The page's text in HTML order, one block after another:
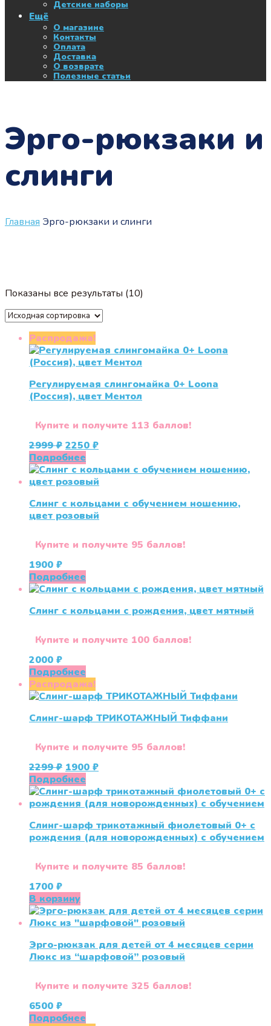
Детские наборы
Ещё
О магазине
Контакты
Оплата
Доставка
О возврате
Полезные статьи
Эрго-рюкзаки и
слинги
Главная Эрго-рюкзаки и слинги
Показаны все результаты (10)
Распродажа!
Регулируемая слингомайка 0+ Loona
(Россия), цвет Ментол
Купите и получите 113 баллов!
2999₽ Первоначальная
цена
составляла
2999 ₽.
2250 ₽Текущая
2250 ₽.
Подробнее
Слинг с кольцами с обучением ношению,
цвет розовый
Купите и получите 95 баллов!
1900 ₽
Подробнее
Слинг с кольцами с рождения, цвет мятный
Купите и получите 100 баллов!
2000 ₽
Подробнее
Распродажа!
Слинг-шарф ТРИКОТАЖНЫЙ Тиффани
Купите и получите 95 баллов!
2299₽ Первоначальная
цена
составляла
2299 ₽.
1900 ₽Текущая
1900 ₽.
Подробнее
Слинг-шарф трикотажный фиолетовый 0+ с
рождения (для новорожденных) с обучением
Купите и получите 85 баллов!
1700 ₽
В корзину
Эрго-рюкзак для детей от 4 месяцев серии
Люкс из “шарфовой” розовый
Купите и получите 325 баллов!
6500 ₽
Подробнее